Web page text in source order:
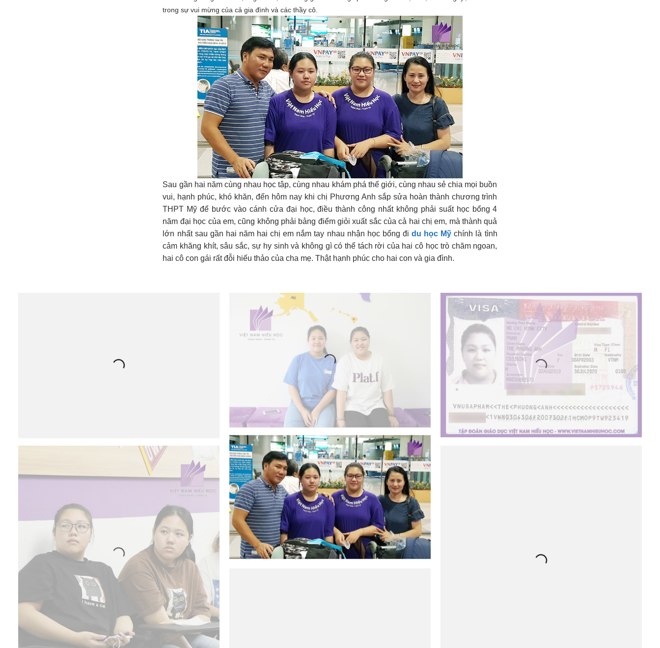
trong sự vui mừng của cả gia đình và các thầy cô.
Sau gần hai năm cùng nhau học tập, cùng nhau khám phá thế giới, cùng nhau sẻ chia mọi buồn
vui, hạnh phúc, khó khăn, đến hôm nay khi chị Phương Anh sắp sửa hoàn thành chương trình
THPT Mỹ để bước vào cánh cửa đại học, điều thành công nhất không phải suất học bổng 4
năm đại học của em, cũng không phải bảng điểm giỏi xuất sắc của cả hai chị em, mà thành quả
lớn nhất sau gần hai năm hai chị em nắm tay nhau nhận học bổng đidu học Mỹ chính là tình
cảm khăng khít, sâu sắc, sự hy sinh và không gì có thể tách rời của hai cô học trò chăm ngoan,
hai cô con gái rất đỗi hiếu thảo của cha mẹ. Thật hạnh phúc cho hai con và gia đình.